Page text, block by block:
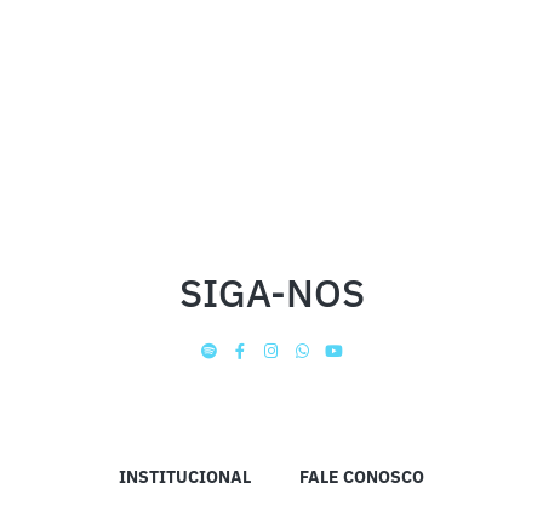
SIGA-NOS
INSTITUCIONAL FALE CONOSCO